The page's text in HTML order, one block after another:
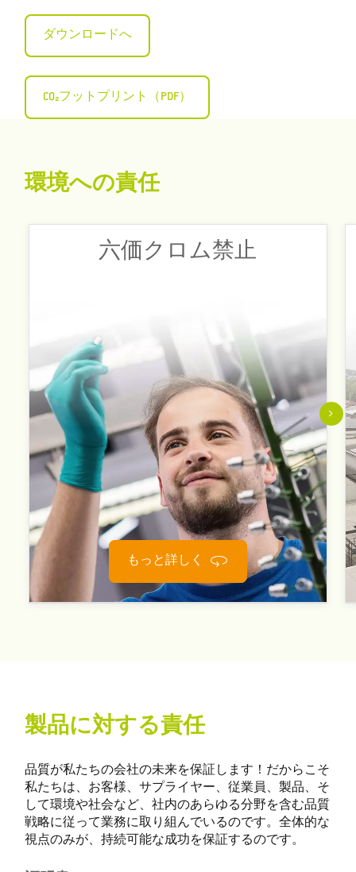
ダウンロードへ
CO₂フットプリント（PDF）
環境への責任
六価クロム禁止
もっと詳しく
持続可能性と環境への配慮は、ODUの基本的な指
替えました。 また、製品ポートフォリオからブ
ラック・クローム・パーツをすべて削除し、環
境に優しい代替品に置き換えた。
製品に対する責任
品質が私たちの会社の未来を保証します！だからこそ
私たちは、お客様、サプライヤー、従業員、製品、そ
して環境や社会など、社内のあらゆる分野を含む品質
戦略に従って業務に取り組んでいるのです。全体的な
視点のみが、持続可能な成功を保証するのです。